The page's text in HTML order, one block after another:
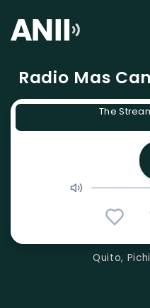
Radio Mas
The
Quito,